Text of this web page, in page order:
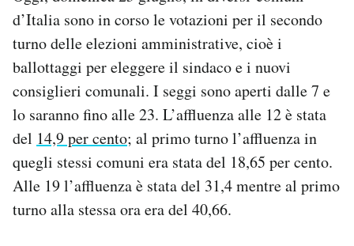
SHOP
CALENDARIO
AREA PERSONALE
Area Personale
Newsletter
Notifiche mobile
Regala il Post
d’Italia sono in corso le votazioni per il secondo
turno delle elezioni amministrative, cioè i
ballottaggi per eleggere il sindaco e i nuovi
consiglieri comunali. I seggi sono aperti dalle 7 e
lo saranno fino alle 23. L’affluenza alle 12 è stata
del 14,9 per cento; al primo turno l’affluenza in
quegli stessi comuni era stata del 18,65 per cento.
Alle 19 l’affluenza è stata del 31,4 mentre al primo
turno alla stessa ora era del 40,66.